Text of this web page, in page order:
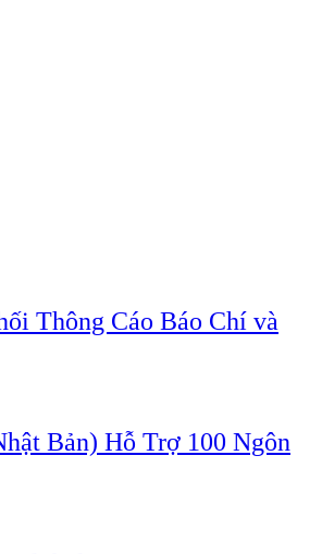
Thông Cáo Báo Chí và
Bản) Hỗ Trợ 100 Ngôn